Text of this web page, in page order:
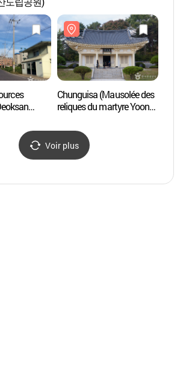
Chunguisa (Mausolée des
reliques du martyre Yoon
윤봉길의사)
Voir plus